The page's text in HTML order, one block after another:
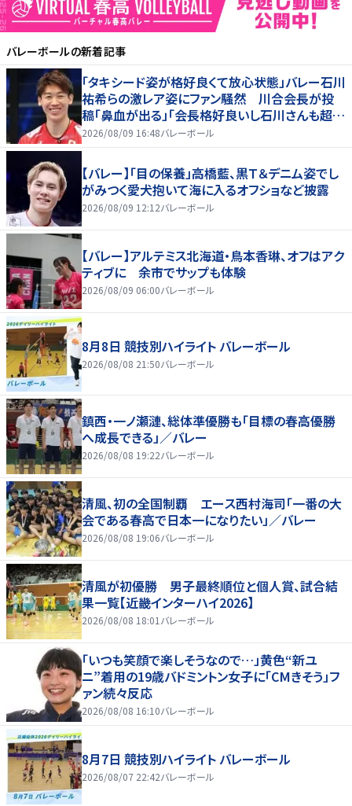
バレーボールの新着記事
「タキシード姿が格好良くて放心状態」バレー石川
祐希らの激レア姿にファン騒然 川合会長が投
稿「鼻血が出る」「会長格好良いし石川さんも超格
好いい」
2026/08/09 16:48バレーボール
【バレー】「目の保養」高橋藍、黒Ｔ＆デニム姿でし
がみつく愛犬抱いて海に入るオフショなど披露
2026/08/09 12:12バレーボール
【バレー】アルテミス北海道・鳥本香琳、オフはアク
ティブに 余市でサップも体験
2026/08/09 06:00バレーボール
8月8日 競技別ハイライト バレーボール
2026/08/08 21:50バレーボール
鎮西・一ノ瀬漣、総体準優勝も「目標の春高優勝
へ成長できる」／バレー
2026/08/08 19:22バレーボール
清風、初の全国制覇 エース西村海司「一番の大
会である春高で日本一になりたい」／バレー
2026/08/08 19:06バレーボール
清風が初優勝 男子最終順位と個人賞、試合結
果一覧【近畿インターハイ2026】
2026/08/08 18:01 バレーボール
「いつも笑顔で楽しそうなので…」黄色“新ユ
ニ”着用の19歳バドミントン女子に「CMきそう」フ
ァン続々反応
2026/08/08 16:10バレーボール
8月7日 競技別ハイライト バレーボール
2026/08/07 22:42バレーボール